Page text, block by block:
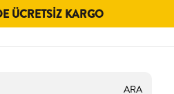
ÜCRETSIZ KARGO